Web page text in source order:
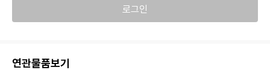
로그인
연관물품보기